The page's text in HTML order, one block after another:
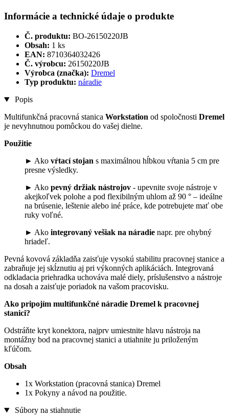
Informácie a technické údaje o produkte
Č. produktu: BO-26150220JB
Obsah: 1 ks
EAN: 8710364032426
Č. výrobcu: 26150220JB
Výrobca (značka): Dremel
Typ produktu: náradie
Popis
Multifunkčná pracovná stanica Workstation od spoločnosti Dremel
je nevyhnutnou pomôckou do vašej dielne.
Použitie
► Ako vŕtací stojan s maximálnou hĺbkou vŕtania 5 cm pre
presne výsledky.
► Ako pevný držiak nástrojov - upevnite svoje nástroje v
akejkoľvek polohe a pod flexibilným uhlom až 90 ° – ideálne
na brúsenie, leštenie alebo iné práce, kde potrebujete mať obe
ruky voľné.
► Ako integrovaný vešiak na náradie napr. pre ohybný
hriadeľ.
Pevná kovová základňa zaisťuje vysokú stabilitu pracovnej stanice a
zabraňuje jej skĺznutiu aj pri výkonných aplikáciách. Integrovaná
odkladacia priehradka uchováva malé diely, príslušenstvo a nástroje
na dosah a zaisťuje poriadok na vašom pracovisku.
Ako pripojím multifunkčné náradie Dremel k pracovnej
stanici?
Odstráňte kryt konektora, najprv umiestnite hlavu nástroja na
montážny bod na pracovnej stanici a utiahnite ju priloženým
kľúčom.
Obsah
1x Workstation (pracovná stanica) Dremel
1x Pokyny a návod na použitie.
Súbory na stiahnutie